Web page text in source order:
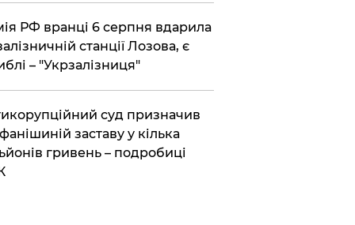
РФ вранці 6 серпня вдарила
станції Лозова, є
– "Укрзалізниця"
суд призначив
заставу у кілька
гривень – подробиці